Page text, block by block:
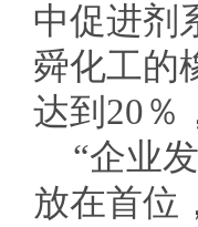
中促进剂
舜化工的
达到20％
“企业
放在首位